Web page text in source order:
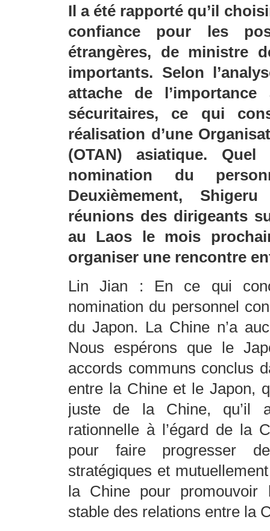
Il a été rapporté qu’il
confiance pour les
étrangères, de ministre
importants. Selon
attache de
sécuritaires, ce qui
réalisation d’une
(OTAN) asiatique.
nomination du
Deuxièmement,
réunions des dirigeants
au Laos le mois
organiser une rencontre
Lin Jian : En ce qui
nomination du personnel
du Japon. La Chine n’a
Nous espérons que le
accords communs conclus
entre la Chine et le Japon,
juste de la Chine, qu’il
rationnelle à l’égard de la
pour faire progresser
stratégiques et
la Chine pour promouvoir
stable des relations entre la